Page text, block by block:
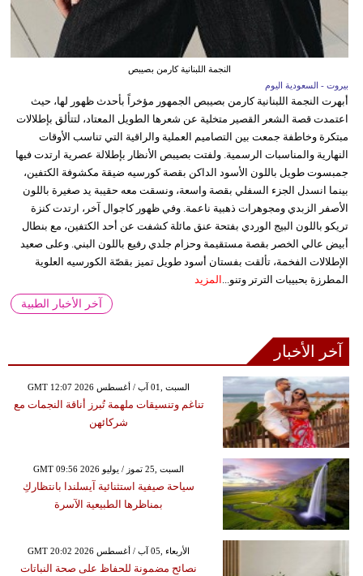
النجمة اللبنانية كارمن بصيبص
بيروت - السعودية اليوم
أبهرت النجمة اللبنانية كارمن بصيبص الجمهور مؤخراً بأحدث ظهور لها، حيث
اعتمدت قصة الشعر القصير متخلية عن شعرها الطويل المعتاد، لتتألق بإطلالات
مبتكرة وخاطفة جمعت بين التصاميم العملية والراقية التي تناسب الأوقات
النهارية والمناسبات الرسمية. ولفتت بصيبص الأنظار بإطلالة عصرية ارتدت فيها
جمبسوت طويل باللون الأسود الداكن بقصة كورسيه ضيقة مكشوفة الكتفين،
بينما انسدل الجزء السفلي بقصة واسعة، ونسقت معه حقيبة يد صغيرة باللون
الأصفر الزبدي ومجوهرات ذهبية ناعمة. وفي ظهور كاجوال آخر، ارتدت كنزة
تريكو باللون البيج الوردي بفتحة عنق مائلة كشفت عن أحد الكتفين، مع بنطال
أبيض عالي الخصر بقصة مستقيمة وحزام جلدي رفيع باللون البني. وعلى صعيد
الإطلالات الفخمة، تألقت بفستان أسود طويل تميز بقصّة الكورسيه العلوية
المطرزة بحبيبات الترتر وتنو... المزيد
آخر الأخبار الطبية
آخر الأخبار
GMT 12:07 2026 السبت ,01 آب / أغسطس
تناغم وتنسيقات ملهمة تُبرز أناقة النجمات مع
شركائهن
GMT 09:56 2026 السبت ,25 تموز / يوليو
سياحة صيفية استثنائية آيسلندا بانتظاركِ
بمناظرها الطبيعية الآسرة
GMT 20:02 2026 الأربعاء ,05 آب / أغسطس
نصائح مضمونة للحفاظ على صحة النباتات